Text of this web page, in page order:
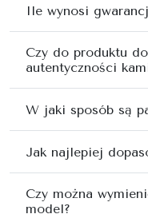
Ile wynosi
Czy do produktu
autentyczności
W jaki sposób są
Jak najlepiej
Czy można
model?